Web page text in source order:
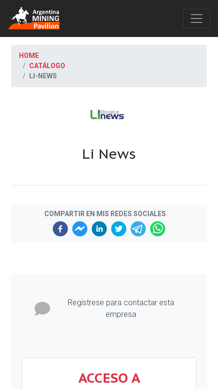
HOME
CATÁLOGO
LI-NEWS
Li News
COMPARTIR EN MIS REDES SOCIALES
Regístrese para contactar esta
empresa
ACCESO A